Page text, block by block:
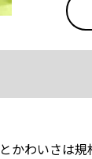
かわいさは